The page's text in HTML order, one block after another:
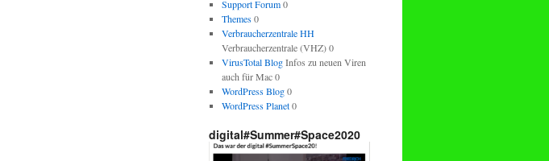
Support Forum0
Themes0
Verbraucherzentrale HH
Verbraucherzentrale (VHZ) 0
VirusTotal BlogInfos zu neuen Viren
auch für Mac 0
WordPress Blog0
WordPress Planet0
digital#Summer#Space2020